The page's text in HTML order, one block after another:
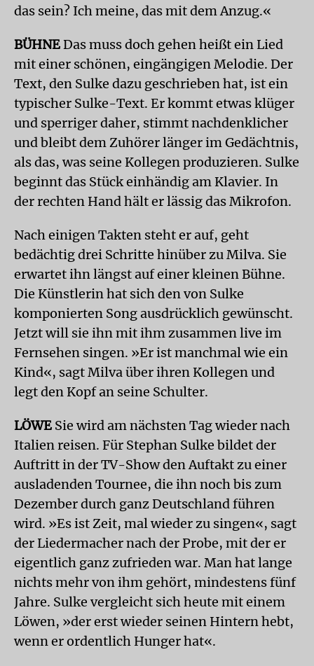
das sein? Ich meine, das mit dem Anzug.«
BÜHNEDas muss doch gehen heißt ein Lied
mit einer schönen, eingängigen Melodie. Der
Text, den Sulke dazu geschrieben hat, ist ein
typischer Sulke-Text. Er kommt etwas klüger
und sperriger daher, stimmt nachdenklicher
und bleibt dem Zuhörer länger im Gedächtnis,
als das, was seine Kollegen produzieren. Sulke
beginnt das Stück einhändig am Klavier. In
der rechten Hand hält er lässig das Mikrofon.
Nach einigen Takten steht er auf, geht
bedächtig drei Schritte hinüber zu Milva. Sie
erwartet ihn längst auf einer kleinen Bühne.
Die Künstlerin hat sich den von Sulke
komponierten Song ausdrücklich gewünscht.
Jetzt will sie ihn mit ihm zusammen live im
Fernsehen singen. »Er ist manchmal wie ein
Kind«, sagt Milva über ihren Kollegen und
legt den Kopf an seine Schulter.
LÖWE Sie wird am nächsten Tag wieder nach
Italien reisen. Für Stephan Sulke bildet der
Auftritt in der TV-Show den Auftakt zu einer
ausladenden Tournee, die ihn noch bis zum
Dezember durch ganz Deutschland führen
wird. »Es ist Zeit, mal wieder zu singen«, sagt
der Liedermacher nach der Probe, mit der er
eigentlich ganz zufrieden war. Man hat lange
nichts mehr von ihm gehört, mindestens fünf
Jahre. Sulke vergleicht sich heute mit einem
Löwen, »der erst wieder seinen Hintern hebt,
wenn er ordentlich Hunger hat«.